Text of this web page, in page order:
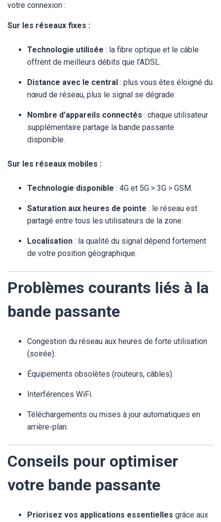
votre connexion :
Sur les réseaux fixes :
Technologie utilisée : la fibre optique et le câble
offrent de meilleurs débits que l’ADSL.
Distance avec le central : plus vous êtes éloigné du
nœud de réseau, plus le signal se dégrade.
Nombre d’appareils connectés : chaque utilisateur
supplémentaire partage la bande passante
disponible.
Sur les réseaux mobiles :
Technologie disponible : 4G et 5G > 3G > GSM.
Saturation aux heures de pointe : le réseau est
partagé entre tous les utilisateurs de la zone.
Localisation : la qualité du signal dépend fortement
de votre position géographique.
Problèmes courants liés à la
bande passante
Congestion du réseau aux heures de forte utilisation
(soirée).
Équipements obsolètes (routeurs, câbles).
Interférences WiFi.
Téléchargements ou mises à jour automatiques en
arrière-plan.
Conseils pour optimiser
votre bande passante
Priorisez vos applications essentielles grâce aux